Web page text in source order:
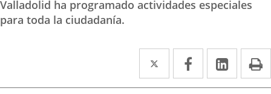
Valladolid ha programado actividades especiales
para toda la ciudadanía.
Twitter
Enlace
a
Facebook
Enlace
a
Enlace
a